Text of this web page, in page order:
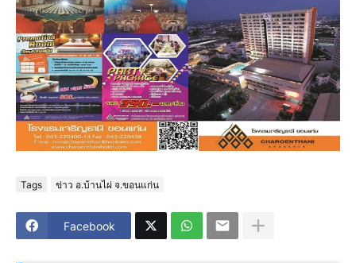
Tags ข่าว อ.บ้านไผ่ จ.ขอนแก่น
Facebook